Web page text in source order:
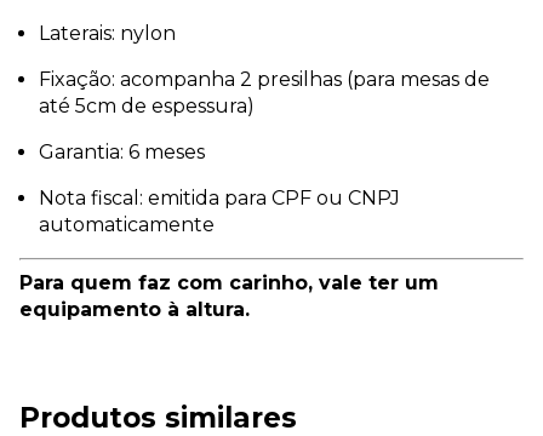
Laterais: nylon
Fixação: acompanha 2 presilhas (para mesas de
até 5cm de espessura)
Garantia: 6 meses
Nota fiscal: emitida para CPF ou CNPJ
automaticamente
Para quem faz com carinho, vale ter um
equipamento à altura.
Produtos similares